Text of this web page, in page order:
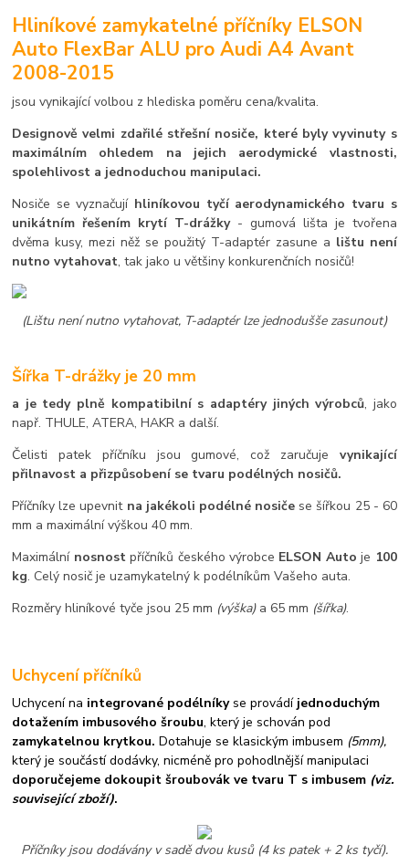
Hliníkové zamykatelné příčníky ELSON
Auto FlexBar ALU pro Audi A4 Avant
2008-2015
jsou vynikající volbou z hlediska poměru cena/kvalita.
Designově velmi zdařilé střešní nosiče, které byly vyvinuty s
maximálním ohledem na jejich aerodymické vlastnosti,
spolehlivost a jednoduchou manipulaci.
Nosiče se vyznačují hliníkovou tyčí aerodynamického tvaru s
unikátním řešením krytí T-drážky- gumová lišta je tvořena
dvěma kusy, mezi něž se použitý T-adaptér zasune a lištu není
nutno vytahovat, tak jako u většiny konkurenčních nosičů!
(Lištu není nutno vytahovat, T-adaptér lze jednodušše zasunout)
Šířka T-drážky je 20 mm
a je tedy plně kompatibilní s adaptéry jiných výrobců, jako
např. THULE, ATERA, HAKR a další.
Čelisti patek příčníku jsou gumové, což zaručuje vynikající
přilnavost a přizpůsobení se tvaru podélných nosičů.
Příčníky lze upevnit na jakékoli podélné nosiče se šířkou 25 - 60
mm a maximální výškou 40 mm.
Maximální nosnostpříčníků českého výrobce ELSON Autoje 100
kg. Celý nosič je uzamykatelný k podélníkům Vašeho auta.
Rozměry hliníkové tyče jsou 25 mm (výška)a 65 mm (šířka).
Uchycení příčníků
Uchycení na integrované podélníkyse provádí jednoduchým
dotažením imbusového šroubu, který je schován pod
zamykatelnou krytkou.Dotahuje se klasickým imbusem (5mm),
který je součástí dodávky, nicméně pro pohodlnější manipulaci
doporučejeme dokoupit šroubovák ve tvaru T s imbusem (viz.
související zboží).
Příčníky jsou dodávány v sadě dvou kusů (4 ks patek + 2 ks tyčí).